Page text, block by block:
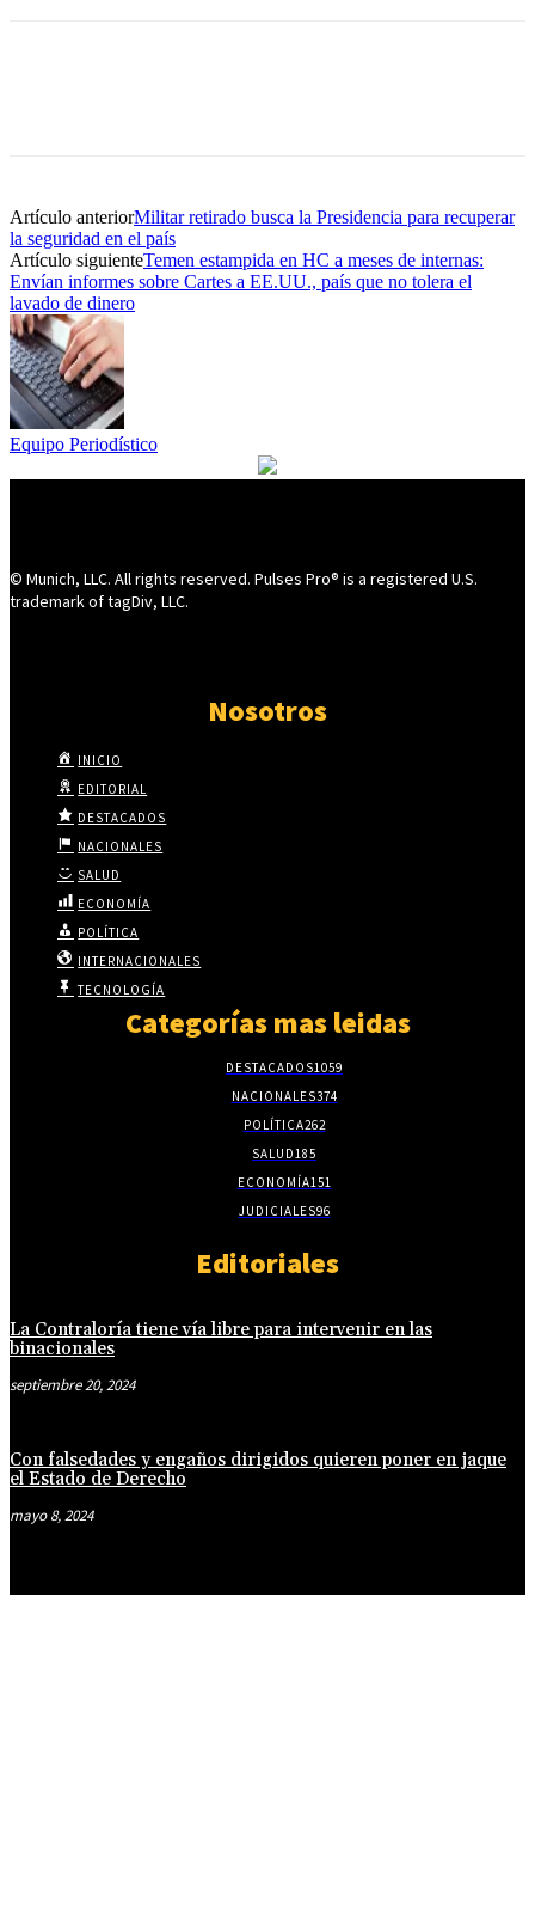
Artículo anteriorMilitar retirado busca la Presidencia para recuperar
la seguridad en el país
Artículo siguienteTemen estampida en HC a meses de internas:
Envían informes sobre Cartes a EE.UU., país que no tolera el
lavado de dinero
Equipo Periodístico
© Munich, LLC. All rights reserved. Pulses Pro® is a registered U.S.
trademark of tagDiv, LLC.
Nosotros
INICIO
EDITORIAL
DESTACADOS
NACIONALES
SALUD
ECONOMÍA
POLÍTICA
INTERNACIONALES
TECNOLOGÍA
Categorías mas leidas
DESTACADOS1059
NACIONALES374
POLÍTICA262
SALUD185
ECONOMÍA151
JUDICIALES96
Editoriales
La Contraloría tiene vía libre para intervenir en las
binacionales
septiembre 20, 2024
Con falsedades y engaños dirigidos quieren poner en jaque
el Estado de Derecho
mayo 8, 2024